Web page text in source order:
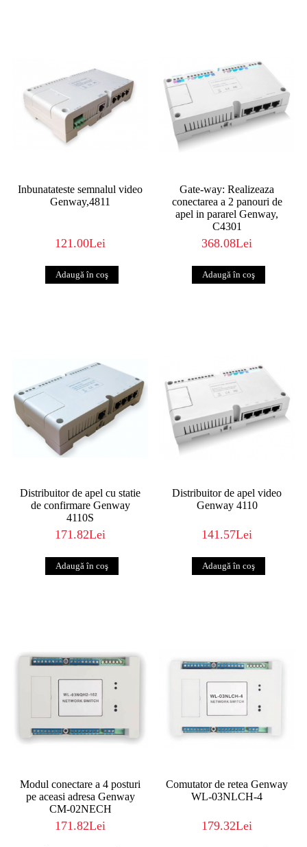
Inbunatateste semnalul video
Genway,4811
121.00Lei
Gate-way: Realizeaza
conectarea a 2 panouri de
apel in pararel Genway,
C4301
368.08Lei
Distribuitor de apel cu statie
de confirmare Genway
4110S
171.82Lei
Distribuitor de apel video
Genway 4110
141.57Lei
Modul conectare a 4 posturi
pe aceasi adresa Genway
CM-02NECH
171.82Lei
Comutator de retea Genway
WL-03NLCH-4
179.32Lei